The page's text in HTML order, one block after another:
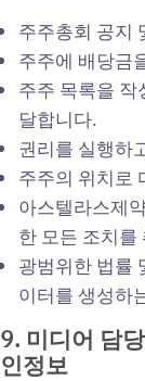
주주총회 공지
주주에 배당금
주주 목록을 작
달합니다.
권리를 실행하
주주의 위치로
아스텔라스제
한 모든 조치를
광범위한 법률
이터를 생성하
9. 미디어 담
인정보